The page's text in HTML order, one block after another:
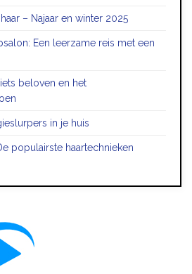
– Najaar en winter 2025
Een leerzame reis met een
beloven en het
in je huis
populairste haartechnieken